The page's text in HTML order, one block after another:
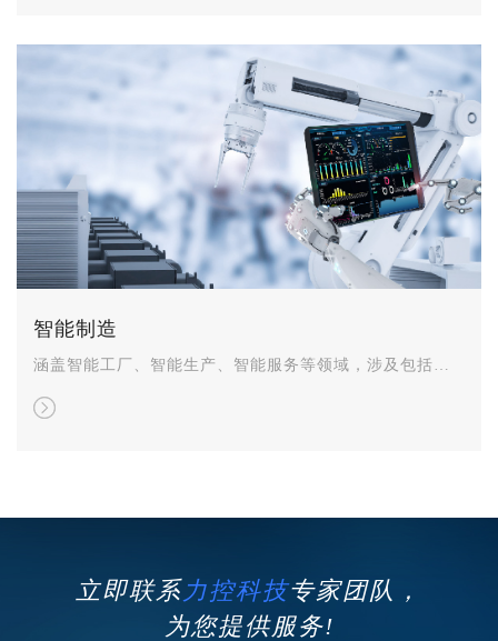
智能制造
涵盖智能工厂、智能生产、智能服务等领域，涉及包括流
工厂解决方案以普渡架构为核心进行构建，为基于数据驱
务的高度共享和传承。
立即联系力控科技专家团队，
为您提供服务!